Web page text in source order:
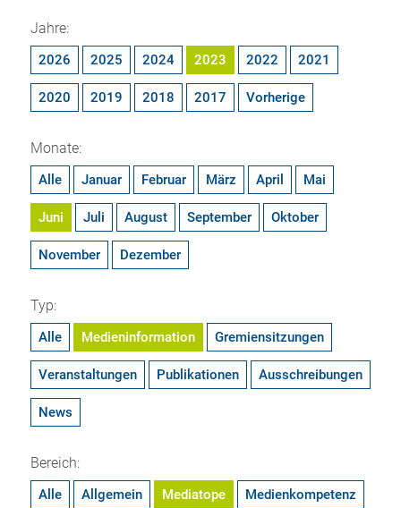
Jahre:
2026 2025 2024 2023 2022 2021
2020 2019 2018 2017 Vorherige
Monate:
Alle Januar Februar März April Mai
Juni Juli August September Oktober
November Dezember
Typ:
Alle Medieninformation Gremiensitzungen
Veranstaltungen Publikationen Ausschreibungen
News
Bereich:
Alle Allgemein Mediatope Medienkompetenz